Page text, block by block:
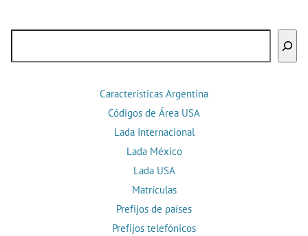
Características Argentina
Códigos de Área USA
Lada Internacional
Lada México
Lada USA
Matrículas
Prefijos de países
Prefijos telefónicos